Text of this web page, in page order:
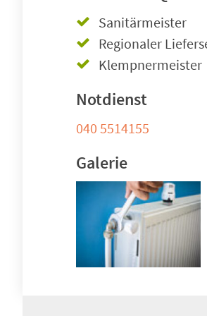
Sanitärmeister
Regionaler
Klempnermeister
Notdienst
040 5514155
Galerie